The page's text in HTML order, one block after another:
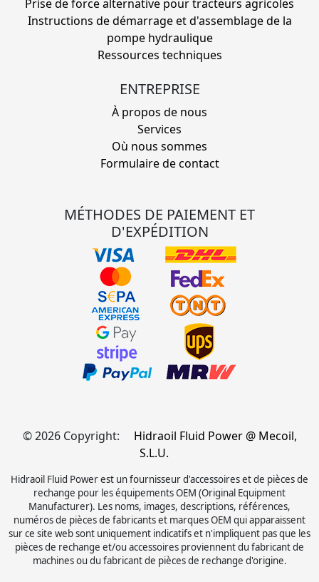
Prise de force alternative pour tracteurs agricoles
Instructions de démarrage et d'assemblage de la
pompe hydraulique
Ressources techniques
ENTREPRISE
À propos de nous
Services
Où nous sommes
Formulaire de contact
MÉTHODES DE PAIEMENT ET
D'EXPÉDITION
© 2026 Copyright:
Hidraoil Fluid Power @ Mecoil,
S.L.U.
Hidraoil Fluid Power est un fournisseur d'accessoires et de pièces de
rechange pour les équipements OEM (Original Equipment
Manufacturer). Les noms, images, descriptions, références,
numéros de pièces de fabricants et marques OEM qui apparaissent
sur ce site web sont uniquement indicatifs et n'impliquent pas que les
pièces de rechange et/ou accessoires proviennent du fabricant de
machines ou du fabricant de pièces de rechange d'origine.